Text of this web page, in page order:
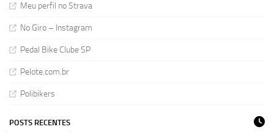
Meu perfil no Strava
No Giro – Instagram
Pedal Bike Clube SP
Pelote.com.br
Polibikers
POSTS RECENTES